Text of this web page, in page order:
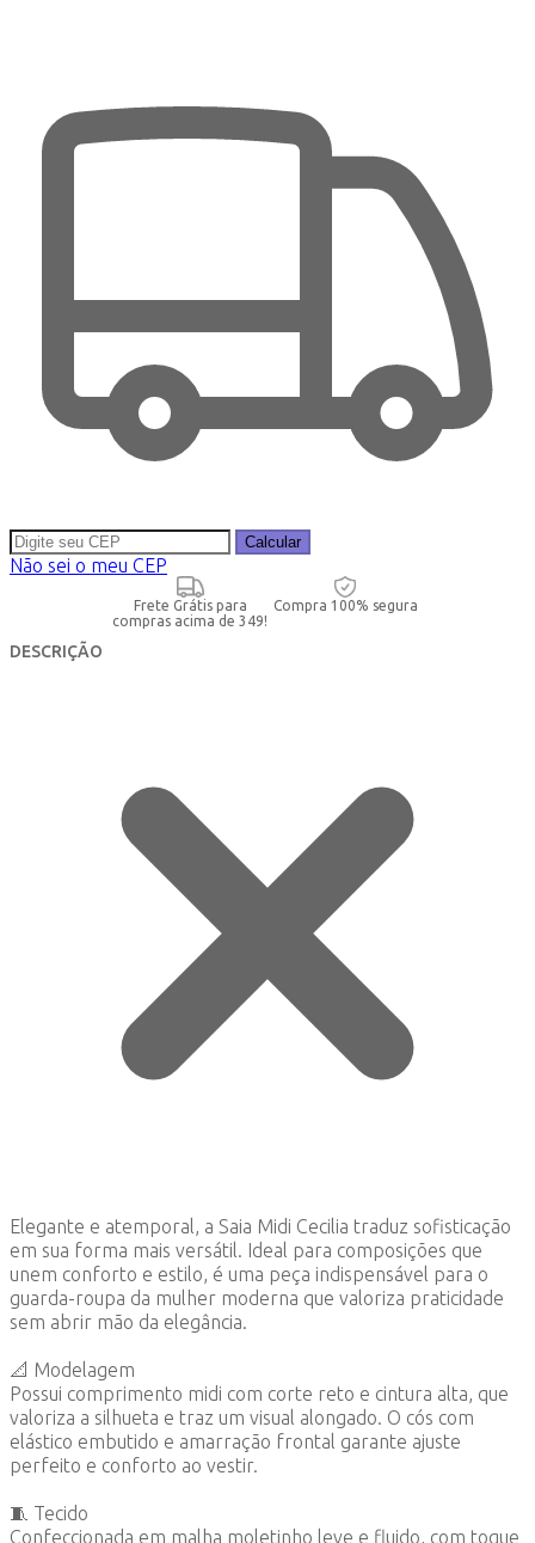
Calcular
Não sei o meu CEP
Frete Grátis para
compras acima de 349!
Compra 100% segura
DESCRIÇÃO
Elegante e atemporal, a Saia Midi Cecilia traduz sofisticação
em sua forma mais versátil. Ideal para composições que
unem conforto e estilo, é uma peça indispensável para o
guarda-roupa da mulher moderna que valoriza praticidade
sem abrir mão da elegância.
📐 Modelagem
Possui comprimento midi com corte reto e cintura alta, que
valoriza a silhueta e traz um visual alongado. O cós com
elástico embutido e amarração frontal garante ajuste
perfeito e conforto ao vestir.
🧵 Tecido
Confeccionada em malha moletinho leve e fluido, com toque